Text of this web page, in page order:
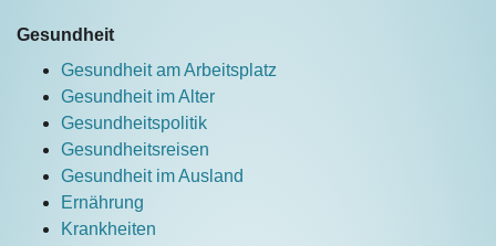
Gesundheit
Gesundheit am Arbeitsplatz
Gesundheit im Alter
Gesundheitspolitik
Gesundheitsreisen
Gesundheit im Ausland
Ernährung
Krankheiten